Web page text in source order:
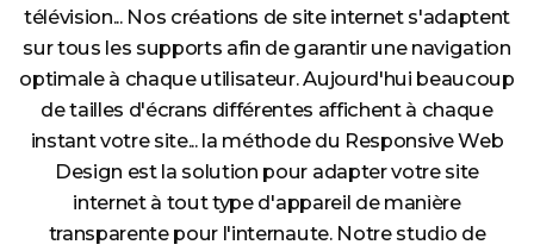
télévision... Nos créations de site internet s'adaptent
sur tous les supports afin de garantir une navigation
optimale à chaque utilisateur. Aujourd'hui beaucoup
de tailles d'écrans différentes affichent à chaque
instant votre site... la méthode du Responsive Web
Design est la solution pour adapter votre site
internet à tout type d'appareil de manière
transparente pour l'internaute. Notre studio de